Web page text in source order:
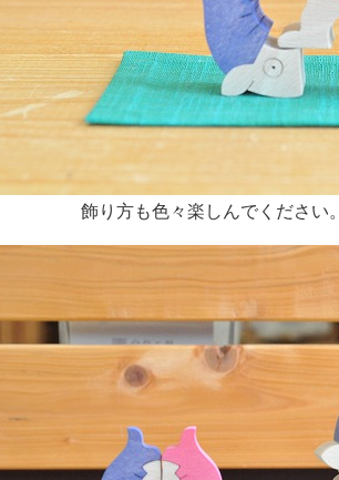
飾り方も色々楽しんでください。